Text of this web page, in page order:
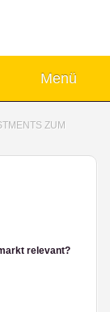
Menü
ZUM
relevant?